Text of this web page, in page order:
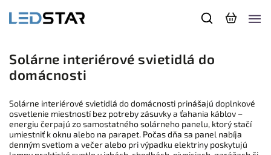
Solárne interiérové svietidlá do
domácnosti
Solárne interiérové svietidlá do domácnosti prinášajú doplnkové
osvetlenie miestností bez potreby zásuvky a ťahania káblov –
energiu čerpajú zo samostatného solárneho panelu, ktorý stačí
umiestniť k oknu alebo na parapet. Počas dňa sa panel nabíja
denným svetlom a večer alebo pri výpadku elektriny poskytujú